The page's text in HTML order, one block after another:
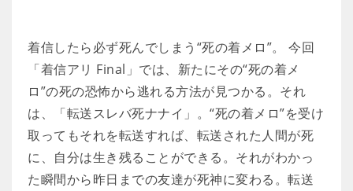
着信したら必ず死んでしまう“死の着メロ”。 今回
「着信アリ Final」では、新たにその“死の着メ
ロ”の死の恐怖から逃れる方法が見つかる。それ
は、「転送スレバ死ナナイ」。“死の着メロ”を受け
取ってもそれを転送すれば、転送された人間が死
に、自分は生き残ることができる。それがわかっ
た瞬間から昨日までの友達が死神に変わる。転送